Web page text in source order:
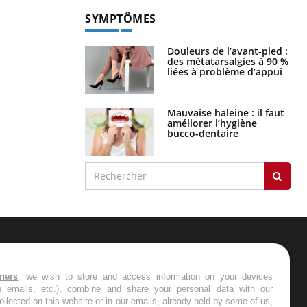
SYMPTÔMES
Douleurs de l’avant-pied :
des métatarsalgies à 90 %
liées à problème d’appui
Mauvaise haleine : il faut
améliorer l’hygiène
bucco-dentaire
les semaines les meilleures
, we wish to store and access information on your devices
emails, etc.), combine and share your personal data with our
on this website or in our emails, already held by some of us,